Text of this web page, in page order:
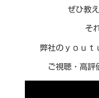
ぜひ教
そ
弊社のｙｏｕｔ
ご視聴・高